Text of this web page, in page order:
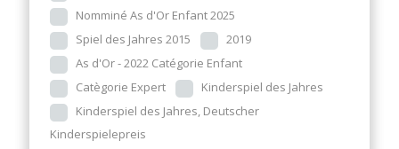
Nomminé As d'Or Enfant 2025
Spiel des Jahres 2015
2019
As d'Or - 2022 Catégorie Enfant
Catègorie Expert
Kinderspiel des Jahres
Kinderspiel des Jahres, Deutscher
Kinderspielepreis